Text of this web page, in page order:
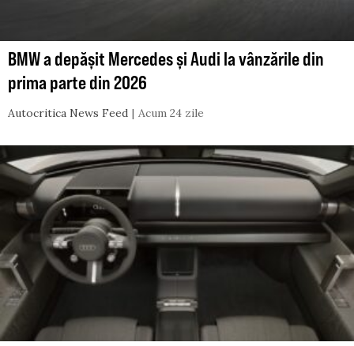
BMW a depășit Mercedes și Audi la vânzările din
prima parte din 2026
Autocritica News Feed Acum 24 zile